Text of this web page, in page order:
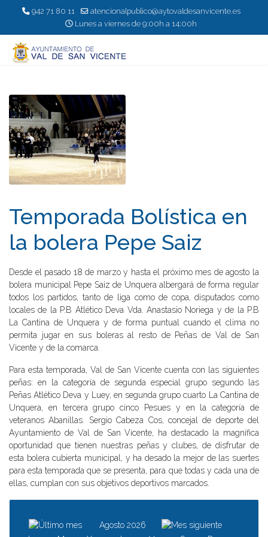
942 71 80 11
atencionalpublico@aytovaldesanvicente.es
Lunes a viernes de 9:00h a 14:00h
Temporada Bolí­stica en
la bolera Pepe Saiz
Desde el pasado 18 de marzo y hasta el próximo mes de agosto la
bolera municipal Pepe Saiz de Unquera albergará de forma regular
todos los partidos, tanto de liga como de copa, disputados como
locales de la P.B Atlético Deva Vda. Anastasio Noriega y de la P.B
La Cantina de Unquera y de forma puntual cuando el clima no
permita jugar en sus boleras al resto de Peñas de Val de San
Vicente y de la comarca.
Para esta temporada, Val de San Vicente cuenta con las siguientes
peñas: en la categoría de segunda especial grupo segundo las
Peñas Atlético Deva y Luey, en segunda grupo cuarto La Cantina de
Unquera, en tercera grupo cinco Pesues y en la categoría de
veteranos Abanillas. Sergio Cabeza Cos, concejal de deporte del
Ayuntamiento de Val de San Vicente, ha destacado la magnífica
oportunidad que tienen nuestras peñas y clubes, de disfrutar de
esta bolera cubierta municipal, y ha desado la mejor de las suertes
para esta temporada que se presenta, para que todas y cada una de
ellas, cumplan con sus objetivos deportivos marcados.
Agosto 2026